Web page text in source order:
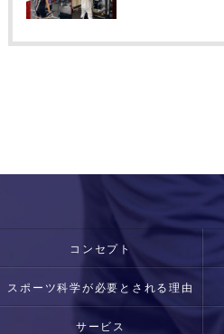
コンセプト
スポーツ科学が必要とされる理由
サービス